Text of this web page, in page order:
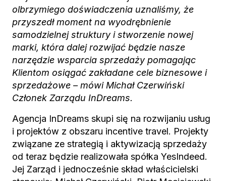
olbrzymiego doświadczenia uznaliśmy, że
przyszedł moment na wyodrębnienie
samodzielnej struktury i stworzenie nowej
marki, która dalej rozwijać będzie nasze
narzędzie wsparcia sprzedaży pomagając
Klientom osiągać zakładane cele biznesowe i
sprzedażowe – mówi Michał Czerwiński
Członek Zarządu InDreams.
Agencja InDreams skupi się na rozwijaniu usług
i projektów z obszaru incentive travel. Projekty
związane ze strategią i aktywizacją sprzedaży
od teraz będzie realizowała spółka YesIndeed.
Jej Zarząd i jednocześnie skład właścicielski